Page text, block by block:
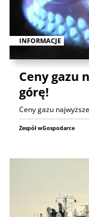
INFORMACJE
Ceny gazu
górę!
Ceny gazu
Zespół wGospodarce